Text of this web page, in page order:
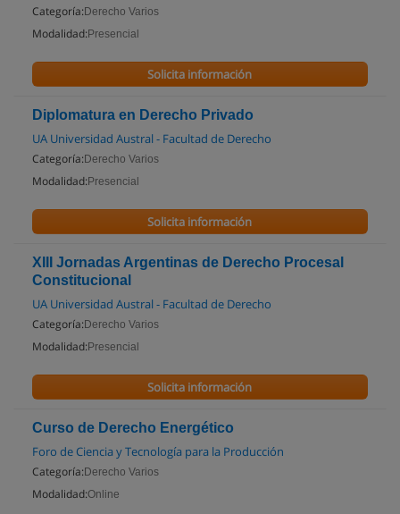
Categoría: Derecho Varios
Modalidad: Presencial
Solicita información
Diplomatura en Derecho Privado
UA Universidad Austral - Facultad de Derecho
Categoría: Derecho Varios
Modalidad: Presencial
Solicita información
XIII Jornadas Argentinas de Derecho Procesal
Constitucional
UA Universidad Austral - Facultad de Derecho
Categoría: Derecho Varios
Modalidad: Presencial
Solicita información
Curso de Derecho Energético
Foro de Ciencia y Tecnología para la Producción
Categoría: Derecho Varios
Modalidad:Online